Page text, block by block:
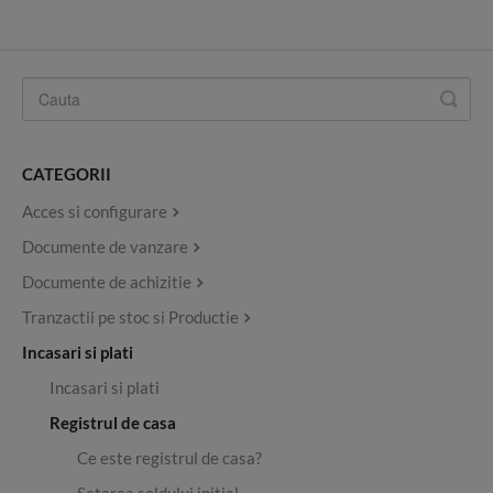
CATEGORII
Acces si configurare
Documente de vanzare
Documente de achizitie
Tranzactii pe stoc si Productie
Incasari si plati
Incasari si plati
Registrul de casa
Ce este registrul de casa?